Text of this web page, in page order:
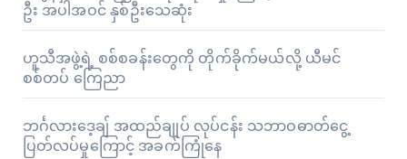
ဦး အပါအဝင် နှစ်ဦးသေဆုံး
ဟူသီအဖွဲ့ရဲ့ စစ်စခန်းတွေကို တိုက်ခိုက်မယ်လို့ ယီမင်
စစ်တပ် ကြေညာ
ဘင်္ဂလားဒေ့ချ် အထည်ချုပ် လုပ်ငန်း သဘာဝဓာတ်ငွေ့
ပြတ်လပ်မှုကြောင့် အခက်ကြုံနေ